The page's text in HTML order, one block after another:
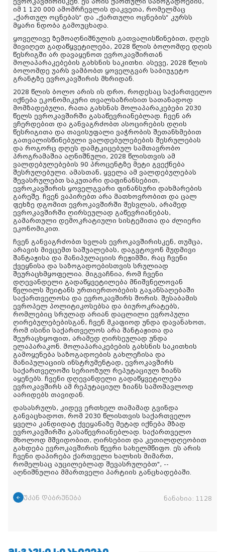
ევროკავშირისკენ. ეს არის ქართული საზოგადოების,
იმ 1 120 000 ამომრჩევლის დაკვეთა, რომელმაც
„ქართულ ოცნებას“ და „ქართული ოცნების“ კურსს
მყარი ნდობა გამოუცხადა.
ყოველივე ზემოაღნიშნულის გათვალისწინებით, დღეს
მივიღეთ გადაწყვეტილება, 2028 წლის ბოლომდე დღის
წესრიგში არ დავაყენოთ ევროკავშირთან
მოლაპარაკებების გახსნის საკითხი. ასევე, 2028 წლის
ბოლომდე უარს ვამბობთ ყოველგვარ საბიუჯეტო
გრანტზე ევროკავშირის მხრიდან.
2028 წლის ბოლო არის ის დრო, როდესაც საქართველო
იქნება ეკონომიკური თვალსაზრისით სათანადოდ
მომზადებული, რათა გახსნას მოლაპარაკებები 2030
წელს ევროკავშირში გასაწევრიანებლად. ჩვენ არ
ვჩერდებით და განვაგრძობთ ასოცირების დღის
წესრიგითა და თავისუფალი ვაჭრობის შეთანხმებით
გათვალისწინებული ვალდებულებების შესრულებას
და როგორც დღეს დამტკიცებულ სამთავრობო
პროგრამაშია აღნიშნული, 2028 წლისთვის ამ
ვალდებულებების 90 პროცენტზე მეტი გვექნება
შესრულებული. ამასთან, ყველა ამ ვალდებულებას
შევასრულებთ საკუთარი დაფინანსებით,
ევროკავშირის ყოველგვარი ფინანსური დახმარების
გარეშე. ჩვენ ვაპირებთ არა მათხოვრობით და ცალ
ფეხზე დგომით ევროკავშირში შესვლას, არამედ
ევროკავშირში ღირსეულად გაწევრიანებას,
გამართული დემოკრატიული სისტემითა და ძლიერი
ეკონომიკით.
ჩვენ განვაგრძობთ სვლას ევროკავშირისკენ, თუმცა,
არავის მივცემთ საშუალებას, დაგვტოვონ მუდმივი
შანტაჟისა და მანიპულაციის რეჟიმში, რაც ჩვენი
ქვეყნისა და საზოგადოებისთვის სრულიად
შეურაცხმყოფელია. მიგვაჩნია, რომ ჩვენი
დღევანდელი გადაწყვეტილება მნიშვნელოვან
წვლილს შეიტანს ურთიერთობების გაჯანსაღებაში
საქართველოსა და ევროკავშირს შორის. შესაბამის
ევროპელ პოლიტიკოსებსა და ბიუროკრატებს,
რომლებიც სრულად არიან დაცლილი ევროპული
ღირებულებებისგან, ჩვენ მკაფიოდ უნდა დავანახოთ,
რომ ისინი საქართველოს არა შანტაჟითა და
შეურაცხყოფით, არამედ ღირსეულად უნდა
ელაპარაკონ. მოლაპარაკებების გახსნის საკითხის
გამოყენება საზოგადოების გახლეჩისა და
მანიპულაციის ინსტრუმენტად, ევროკავშირს
საქართველოში სერიოზულ რეპუტაციულ ზიანს
აყენებს. ჩვენი დღევანდელი გადაწყვეტილება
ევროკავშირს ამ რეპუტაციულ ზიანს სამომავლოდ
აარიდებს თავიდან.
დასასრულს, კიდევ ერთხელ თამამად გვინდა
განვაცხადოთ, რომ 2030 წლისთვის საქართველო
ყველა კანდიდატ ქვეყანაზე მეტად იქნება მზად
ევროკავშირში გასაწევრიანებლად. საქართველო
მხოლოდ მშვიდობით, ღირსებით და კეთილდღეობით
გახდება ევროკავშირის წევრი სახელმწიფო. ეს არის
ჩვენი დაპირება ქართველი ხალხის მიმართ,
რომელსაც აუცილებლად შევასრულებთ", --
აღნიშნულია მმართველი პარტიის განცხადებაში.
უკან დაბრუნება ნანახია: 1128